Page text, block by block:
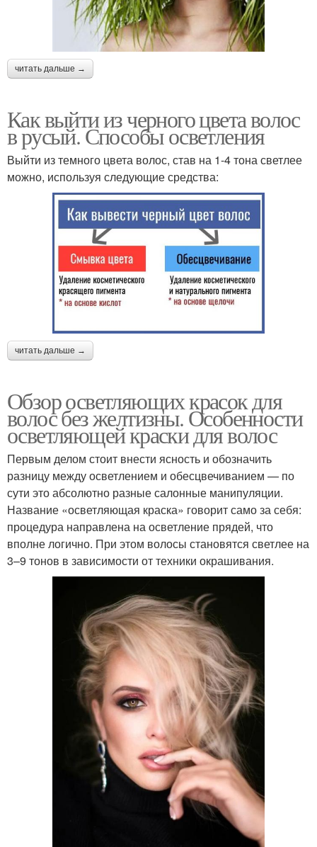
читать дальше →
Как выйти из черного цвета волос
в русый. Способы осветления
Выйти из темного цвета волос, став на 1-4 тона светлее
можно, используя следующие средства:
читать дальше →
Обзор осветляющих красок для
волос без желтизны. Особенности
осветляющей краски для волос
Первым делом стоит внести ясность и обозначить
разницу между осветлением и обесцвечиванием — по
сути это абсолютно разные салонные манипуляции.
Название «осветляющая краска» говорит само за себя:
процедура направлена на осветление прядей, что
вполне логично. При этом волосы становятся светлее на
3–9 тонов в зависимости от техники окрашивания.